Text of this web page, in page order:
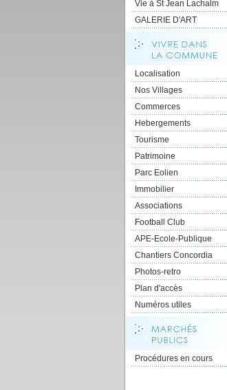
Vie à St Jean Lachalm
GALERIE D'ART
Localisation
Nos Villages
Commerces
Hebergements
Tourisme
Patrimoine
Parc Eolien
Immobilier
Associations
Football Club
APE-Ecole-Publique
Chantiers Concordia
Photos-retro
Plan d'accès
Numéros utiles
Procédures en cours